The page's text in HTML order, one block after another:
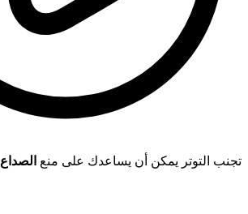
تجنب التوتر يمكن أن يساعدك على منع الصداع